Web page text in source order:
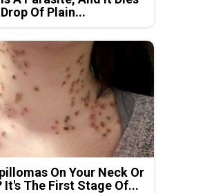
Of Plain...
On Your Neck Or
It's The First Stage Of...